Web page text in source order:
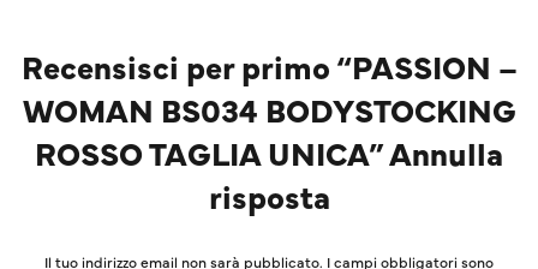
Recensisci per primo “PASSION –
WOMAN BS034 BODYSTOCKING
ROSSO TAGLIA UNICA” Annulla
risposta
Il tuo indirizzo email non sarà pubblicato. I campi obbligatori sono